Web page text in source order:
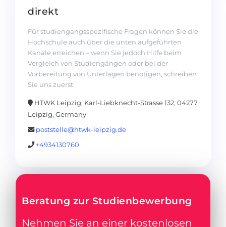
direkt
Für studiengangsspezifische Fragen können Sie die
Hochschule auch über die unten aufgeführten
Kanäle erreichen – wenn Sie jedoch Hilfe beim
Vergleich von Studiengängen oder bei der
Vorbereitung von Unterlagen benötigen, schreiben
Sie uns zuerst.
HTWK Leipzig, Karl-Liebknecht-Strasse 132, 04277
Leipzig, Germany
poststelle@htwk-leipzig.de
+4934130760
Beratung zur Studienbewerbung
Nehmen Sie an einer kostenlosen